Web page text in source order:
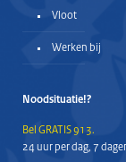
Vloot
Werken bij
Noodsituatie!?
Bel GRATIS 913.
24 uur per dag, 7